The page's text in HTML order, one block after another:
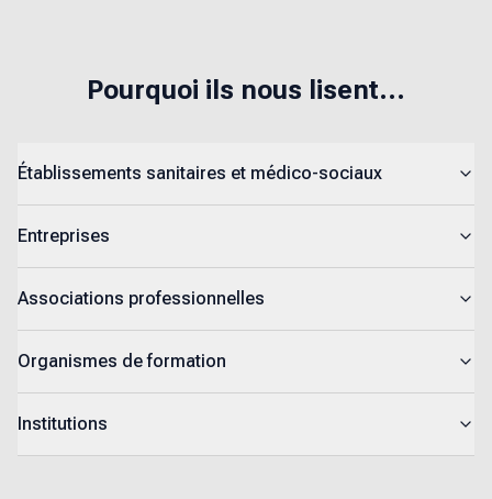
Pourquoi ils nous lisent...
Établissements sanitaires et médico-sociaux
Entreprises
Associations professionnelles
Organismes de formation
Institutions